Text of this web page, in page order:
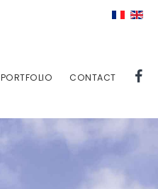
PORTFOLIO CONTACT